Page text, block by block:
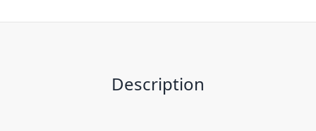
Description